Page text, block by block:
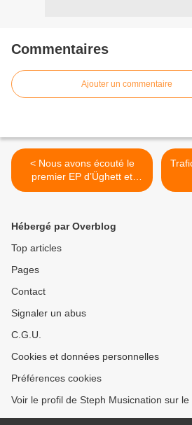
Commentaires
Ajouter un commentaire
< Nous avons écouté le
premier EP d’Üghett et
nous avons adoré !
Hébergé par Overblog
Top articles
Pages
Contact
Signaler un abus
C.G.U.
Cookies et données personnelles
Préférences cookies
Voir le profil de Steph Musicnation sur